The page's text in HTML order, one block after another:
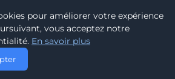
2025 – UNE NOUVELLE ANNÉE…
pour améliorer votre expérience
vous acceptez notre
En savoir plus